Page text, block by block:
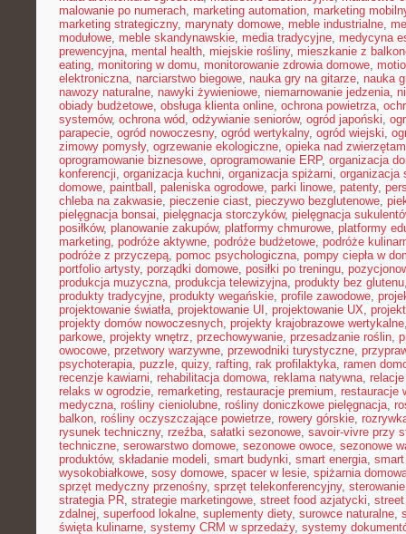
malowanie po numerach, marketing automation, marketing
marketing strategiczny, marynaty domowe, meble industrialne,
modułowe, meble skandynawskie, media tradycyjne, medycyna
prewencyjna, mental health, miejskie rośliny, mieszkanie z
eating, monitoring w domu, monitorowanie zdrowia domowe,
elektroniczna, narciarstwo biegowe, nauka gry na gitarze, nauka
nawozy naturalne, nawyki żywieniowe, niemarnowanie jedzenia,
obiady budżetowe, obsługa klienta online, ochrona powietrza,
systemów, ochrona wód, odżywianie seniorów, ogród japoński,
parapecie, ogród nowoczesny, ogród wertykalny, ogród wiejski,
zimowy pomysły, ogrzewanie ekologiczne, opieka nad
oprogramowanie biznesowe, oprogramowanie ERP, organizacja
konferencji, organizacja kuchni, organizacja spiżarni, organizacja
domowe, paintball , paleniska ogrodowe, parki linowe, patenty,
chleba na zakwasie, pieczenie ciast, pieczywo bezglutenowe,
pielęgnacja bonsai, pielęgnacja storczyków, pielęgnacja
posiłków, planowanie zakupów, platformy chmurowe, platformy
marketing, podróże aktywne, podróże budżetowe, podróże
podróże z przyczepą, pomoc psychologiczna, pompy ciepła w
portfolio artysty, porządki domowe, posiłki po treningu,
produkcja muzyczna, produkcja telewizyjna, produkty bez glutenu
produkty tradycyjne, produkty wegańskie, profile zawodowe,
projektowanie światła, projektowanie UI , projektowanie UX,
projekty domów nowoczesnych, projekty krajobrazowe wertykalne
parkowe, projekty wnętrz, przechowywanie, przesadzanie roślin,
owocowe, przetwory warzywne, przewodniki turystyczne,
psychoterapia, puzzle, quizy, rafting, rak profilaktyka, ramen
recenzje kawiarni, rehabilitacja domowa, reklama natywna,
relaks w ogrodzie, remarketing, restauracje premium, restauracje
medyczna, rośliny cieniolubne, rośliny doniczkowe pielęgnacja,
balkon, rośliny oczyszczające powietrze, rowery górskie,
rysunek techniczny, rzeźba, sałatki sezonowe, savoir-vivre przy
techniczne, serowarstwo domowe, sezonowe owoce, sezonowe
produktów, składanie modeli, smart budynki, smart energia,
wysokobiałkowe, sosy domowe, spacer w lesie, spiżarnia
sprzęt medyczny przenośny, sprzęt telekonferencyjny,
strategia PR, strategie marketingowe, street food azjatycki, street
zdalnej, superfood lokalne, suplementy diety, surowce naturalne,
święta kulinarne, systemy CRM w sprzedaży, systemy